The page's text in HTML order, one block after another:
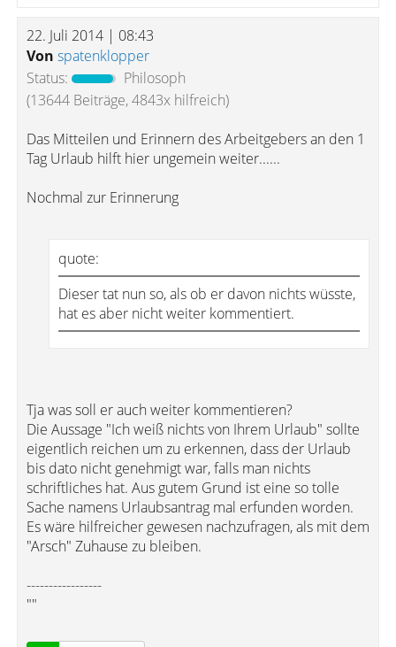
22. Juli 2014 | 08:43
Von spatenklopper
Status:
Philosoph
(13644 Beiträge, 4843x hilfreich)
Das Mitteilen und Erinnern des Arbeitgebers an den 1
Tag Urlaub hilft hier ungemein weiter......
Nochmal zur Erinnerung
quote:
Dieser tat nun so, als ob er davon nichts wüsste,
hat es aber nicht weiter kommentiert.
Tja was soll er auch weiter kommentieren?
Die Aussage "Ich weiß nichts von Ihrem Urlaub" sollte
eigentlich reichen um zu erkennen, dass der Urlaub
bis dato nicht genehmigt war, falls man nichts
schriftliches hat. Aus gutem Grund ist eine so tolle
Sache namens Urlaubsantrag mal erfunden worden.
Es wäre hilfreicher gewesen nachzufragen, als mit dem
"Arsch" Zuhause zu bleiben.
-----------------
""